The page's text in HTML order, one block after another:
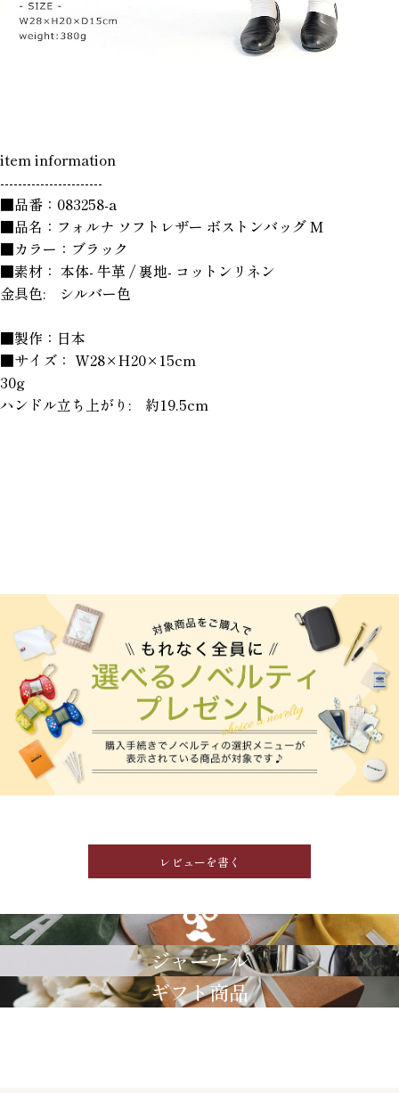
item information
-----------------------
■品番：083258-a
■品名：フォルナ ソフトレザー ボストンバッグ M
■カラー：ブラック
■素材： 本体- 牛革 / 裏地- コットンリネン
金具色: シルバー色
■製作：日本
■サイズ： W28×H20×15cm
30g
ハンドル立ち上がり: 約19.5cm
レビューを書く
GRIMM LAB
ジャーナル
ギフト商品